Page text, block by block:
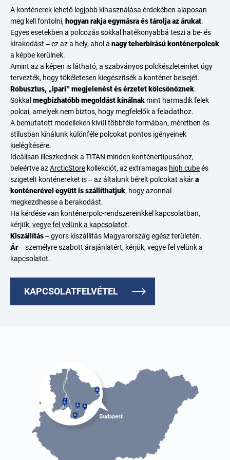
A konténerek lehető legjobb kihasználása érdekében alaposan
meg kell fontolni, hogyan rakja egymásra és tárolja az árukat.
Egyes esetekben a polcozás sokkal hatékonyabbá teszi a be- és
kirakodást – ez az a hely, ahol a nagy teherbírású konténerpolcok
a képbe kerülnek.
Amint az a képen is látható, a szabványos polckészleteinket úgy
tervezték, hogy tökéletesen kiegészítsék a konténer belsejét.
Robusztus, „ipari” megjelenést és érzetet kölcsönöznek.
Sokkal megbízhatóbb megoldást kínálnak mint harmadik felek
polcai, amelyek nem biztos, hogy megfelelők a feladathoz.
A bemutatott modelleken kívül többféle formában, méretben és
stílusban kínálunk különféle polcokat pontos igényeinek
kielégítésére.
Ideálisan illeszkednek a TITAN minden konténertípusához,
beleértve azArcticStore kollekciót, az extramagas high cubeés
szigetelt konténereket is – az általunk bérelt polcokat akára
konténerével együtt is szállíthatjuk, hogy azonnal
megkezdhesse a berakodást.
Ha kérdése van konténerpolc-rendszereinkkel kapcsolatban,
kérjük,vegye fel velünk a kapcsolatot.
Kiszállítás– gyors kiszállítás Magyarország egész területén.
Ár– személyre szabott árajánlatért, kérjük, vegye fel velünk a
kapcsolatot.
KAPCSOLATFELVÉTEL